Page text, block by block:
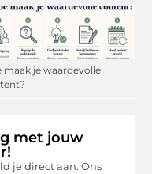
maak je waardevolle
met jouw
je direct aan. Ons